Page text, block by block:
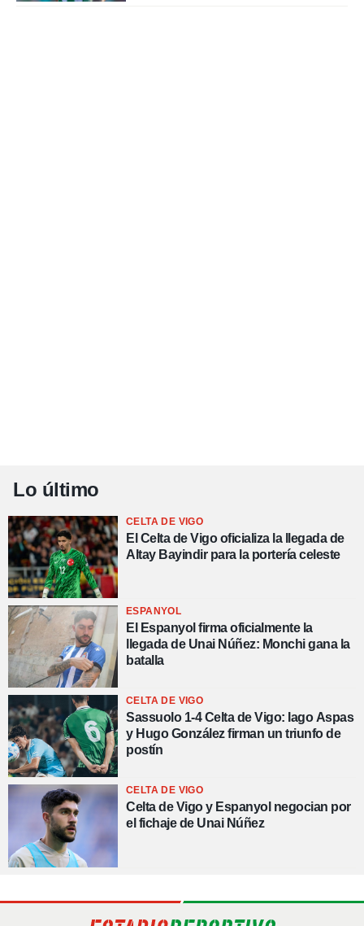
Lo último
CELTA DE VIGO
El Celta de Vigo oficializa la llegada de
Altay Bayindir para la portería celeste
ESPANYOL
El Espanyol firma oficialmente la
llegada de Unai Núñez: Monchi gana la
batalla
CELTA DE VIGO
Sassuolo 1-4 Celta de Vigo: Iago Aspas
y Hugo González firman un triunfo de
postín
CELTA DE VIGO
Celta de Vigo y Espanyol negocian por
el fichaje de Unai Núñez